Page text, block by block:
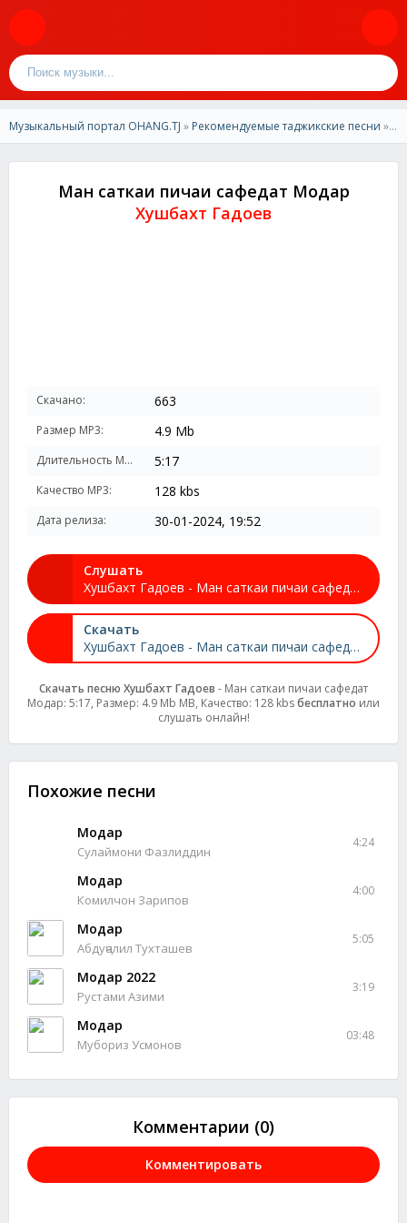
Музыкальный портал OHANG.TJ » Рекомендуемые таджикские песни » Хушбахт Гадоев - Ман саткаи пичаи сафедат Модар
Ман саткаи пичаи сафедат Модар
Хушбахт Гадоев
Скачано: 663
Размер MP3: 4.9 Mb
Длительность MP3: 5:17
Качество MP3: 128 kbs
Дата релиза: 30-01-2024, 19:52
Слушать
Хушбахт Гадоев - Ман саткаи пичаи сафедат Модар
Скачать
Хушбахт Гадоев - Ман саткаи пичаи сафедат Модар
Скачать песню Хушбахт Гадоев - Ман саткаи пичаи сафедат
Модар: 5:17, Размер: 4.9 Mb MB, Качество: 128 kbsбесплатно или
слушать онлайн!
Похожие песни
Модар
Сулаймони Фазлиддин
4:24
Модар
Комилчон Зарипов
4:00
Модар
Абдуҷалил Тухташев
5:05
Модар 2022
Рустами Азими
3:19
Модар
Мубориз Усмонов
03:48
Комментарии (0)
Комментировать